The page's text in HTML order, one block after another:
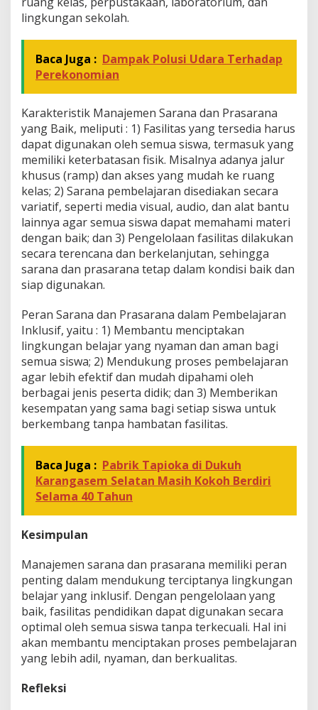
g
k
g
a
e
l
j
a
r
y
a
n
g
I
n
k
u
i
f
lingkungan sekolah.
Baca Juga : Dampak Polusi Udara Terhadap
Perekonomian
Karakteristik Manajemen Sarana dan Prasarana
yang Baik, meliputi : 1) Fasilitas yang tersedia harus
dapat digunakan oleh semua siswa, termasuk yang
memiliki keterbatasan fisik. Misalnya adanya jalur
khusus (ramp) dan akses yang mudah ke ruang
kelas; 2) Sarana pembelajaran disediakan secara
variatif, seperti media visual, audio, dan alat bantu
lainnya agar semua siswa dapat memahami materi
dengan baik; dan 3) Pengelolaan fasilitas dilakukan
secara terencana dan berkelanjutan, sehingga
sarana dan prasarana tetap dalam kondisi baik dan
siap digunakan.
Peran Sarana dan Prasarana dalam Pembelajaran
Inklusif, yaitu : 1) Membantu menciptakan
lingkungan belajar yang nyaman dan aman bagi
semua siswa; 2) Mendukung proses pembelajaran
agar lebih efektif dan mudah dipahami oleh
berbagai jenis peserta didik; dan 3) Memberikan
kesempatan yang sama bagi setiap siswa untuk
berkembang tanpa hambatan fasilitas.
Baca Juga : Pabrik Tapioka di Dukuh
Karangasem Selatan Masih Kokoh Berdiri
Selama 40 Tahun
Kesimpulan
Manajemen sarana dan prasarana memiliki peran
penting dalam mendukung terciptanya lingkungan
belajar yang inklusif. Dengan pengelolaan yang
baik, fasilitas pendidikan dapat digunakan secara
optimal oleh semua siswa tanpa terkecuali. Hal ini
akan membantu menciptakan proses pembelajaran
yang lebih adil, nyaman, dan berkualitas.
Refleksi